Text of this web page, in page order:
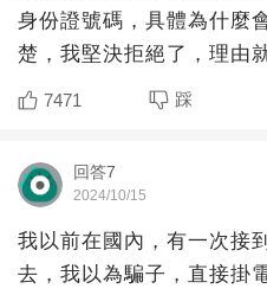
身份證號碼，具體為什麼
楚，我堅決拒絕了，理由
的？后來我找了個認
7471 踩
回答7
2024/10/15
我以前在國內，有一次接
去，我以為騙子，直接掛